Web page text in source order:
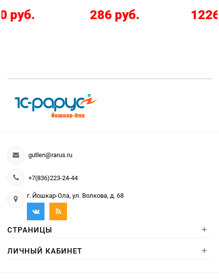
286 руб. 12267 руб.
gutlen@rarus.ru
+7(836)223-24-44
г. Йошкар-Ола, ул. Волкова, д. 68
СТРАНИЦЫ +
ЛИЧНЫЙ КАБИНЕТ +